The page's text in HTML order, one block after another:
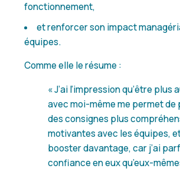
fonctionnement,
et renforcer son impact
équipes.
Comme elle le résume :
« J’ai l’impression qu’être plus
avec moi-même me permet de
des consignes plus
motivantes avec les équipes,
booster davantage, car j’ai
confiance en eux qu’eux-